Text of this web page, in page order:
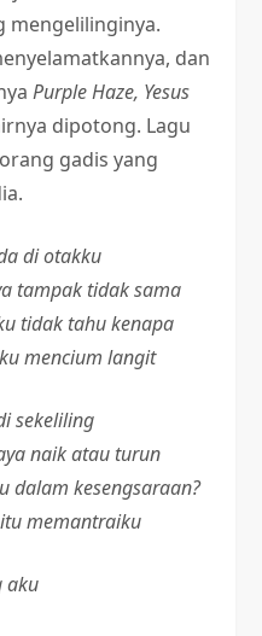
mengelilinginya.
dan
Purple Haze, Yesus
dipotong. Lagu
gadis yang
di otakku
tampak tidak sama
tidak tahu kenapa
mencium langit
sekeliling
naik atau turun
dalam kesengsaraan?
memantraiku
aku